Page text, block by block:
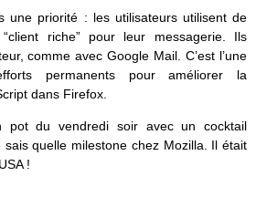
une priorité : les utilisateurs utilisent de
riche” pour leur messagerie. Ils
comme avec Google Mail. C’est l’une
permanents pour améliorer la
dans Firefox.
pot du vendredi soir avec un cocktail
quelle milestone chez Mozilla. Il était
!